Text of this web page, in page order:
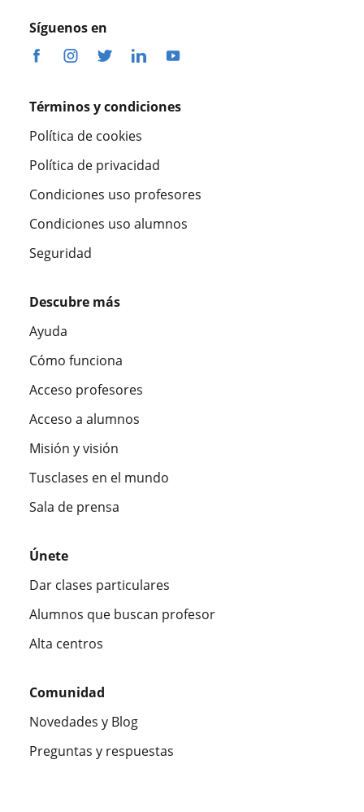
Síguenos en
Términos y condiciones
Política de cookies
Política de privacidad
Condiciones uso profesores
Condiciones uso alumnos
Seguridad
Descubre más
Ayuda
Cómo funciona
Acceso profesores
Acceso a alumnos
Misión y visión
Tusclases en el mundo
Sala de prensa
Únete
Dar clases particulares
Alumnos que buscan profesor
Alta centros
Comunidad
Novedades y Blog
Preguntas y respuestas